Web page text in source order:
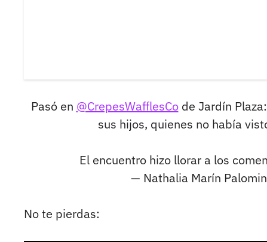
Pasó en @CrepesWafflesCode Jardín
sus hijos, quienes no había
El encuentro hizo llorar a los
— Nathalia Marín
No te pierdas: